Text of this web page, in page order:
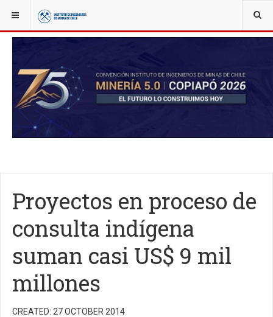
YOU ARE HERE: NOTICIAS
Proyectos en proceso de
consulta indígena
suman casi US$ 9 mil
millones
CREATED: 27 OCTOBER 2014